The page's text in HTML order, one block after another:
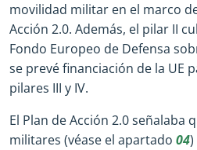
movilidad militar en el marco
Acción 2.0. Además, el pilar II
Fondo Europeo de Defensa
se prevé financiación de la UE
pilares III y IV.
El Plan de Acción 2.0 señalaba
militares (véase el apartado 04